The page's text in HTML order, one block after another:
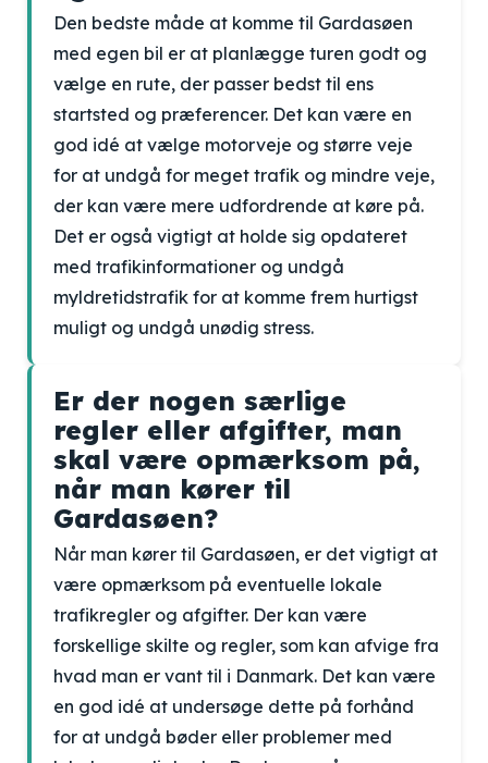
Den bedste måde at komme til Gardasøen
med egen bil er at planlægge turen godt og
vælge en rute, der passer bedst til ens
startsted og præferencer. Det kan være en
god idé at vælge motorveje og større veje
for at undgå for meget trafik og mindre veje,
der kan være mere udfordrende at køre på.
Det er også vigtigt at holde sig opdateret
med trafikinformationer og undgå
myldretidstrafik for at komme frem hurtigst
muligt og undgå unødig stress.
Er der nogen særlige
regler eller afgifter, man
skal være opmærksom på,
når man kører til
Gardasøen?
Når man kører til Gardasøen, er det vigtigt at
være opmærksom på eventuelle lokale
trafikregler og afgifter. Der kan være
forskellige skilte og regler, som kan afvige fra
hvad man er vant til i Danmark. Det kan være
en god idé at undersøge dette på forhånd
for at undgå bøder eller problemer med